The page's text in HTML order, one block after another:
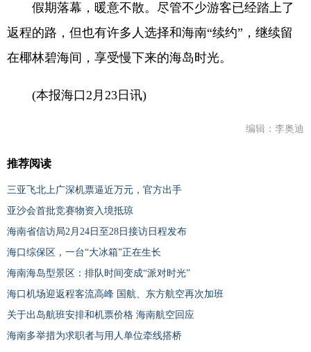
假期落幕，暖意不散。尽管不少游客已经踏上了
返程的路，但也有许多人选择和海南“续约”，继续留
在椰林碧海间，享受慢下来的海岛时光。
(本报海口2月23日讯)
编辑：李奥迪
推荐阅读
三亚飞北上广深机票逼近万元，官方出手
亚沙会首批竞赛物资入境抵琼
海南省信访局2月24日至28日接访日程发布
海口综保区，一台“大冰箱”正在生长
海南海岛型景区：排队时间变成“派对时光”
海口机场迎返程客流高峰 国航、东方航空再次加班
关于出岛航班安排和机票价格 海南航空回应
海南多举措为求职者与用人单位牵线搭桥